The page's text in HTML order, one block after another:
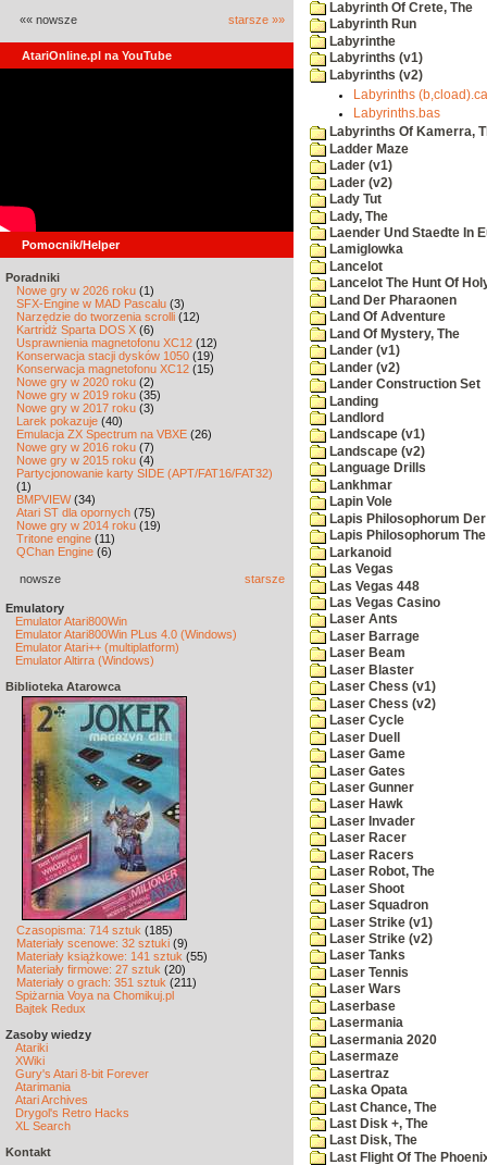
«« nowsze starsze »»
AtariOnline.pl na YouTube
Pomocnik/Helper
Poradniki
Nowe gry w 2026 roku (1)
SFX-Engine w MAD Pascalu (3)
Narzędzie do tworzenia scrolli (12)
Kartridż Sparta DOS X (6)
Usprawnienia magnetofonu XC12 (12)
Konserwacja stacji dysków 1050 (19)
Konserwacja magnetofonu XC12 (15)
Nowe gry w 2020 roku (2)
Nowe gry w 2019 roku (35)
Nowe gry w 2017 roku (3)
Larek pokazuje (40)
Emulacja ZX Spectrum na VBXE (26)
Nowe gry w 2016 roku (7)
Nowe gry w 2015 roku (4)
Partycjonowanie karty SIDE (APT/FAT16/FAT32)
(1)
BMPVIEW(34)
Atari ST dla opornych (75)
Nowe gry w 2014 roku (19)
Tritone engine (11)
QChan Engine (6)
nowsze starsze
Emulatory
Emulator Atari800Win
Emulator Atari800Win PLus 4.0 (Windows)
Emulator Atari++ (multiplatform)
Emulator Altirra (Windows)
Biblioteka Atarowca
Czasopisma: 714 sztuk (185)
Materiały scenowe: 32 sztuki (9)
Materiały książkowe: 141 sztuk (55)
Materiały firmowe: 27 sztuk (20)
Materiały o grach: 351 sztuk (211)
Spiżarnia Voya na Chomikuj.pl
Bajtek Redux
Zasoby wiedzy
Atariki
XWiki
Gury's Atari 8-bit Forever
Atarimania
Atari Archives
Drygol's Retro Hacks
XL Search
Kontakt
Labyrinth Of Crete, The
Labyrinth Run
Labyrinthe
Labyrinths (v1)
Labyrinths (v2)
Labyrinths
Labyrinths.bas
Labyrinths Of Kamerra,
Ladder Maze
Lader (v1)
Lader (v2)
Lady Tut
Lady, The
Laender Und Staedte In
Lamiglowka
Lancelot
Lancelot The Hunt Of
Land Der Pharaonen
Land Of Adventure
Land Of Mystery, The
Lander (v1)
Lander (v2)
Lander Construction Set
Landing
Landlord
Landscape (v1)
Landscape (v2)
Language Drills
Lankhmar
Lapin Vole
Lapis Philosophorum
Lapis Philosophorum
Larkanoid
Las Vegas
Las Vegas 448
Las Vegas Casino
Laser Ants
Laser Barrage
Laser Beam
Laser Blaster
Laser Chess (v1)
Laser Chess (v2)
Laser Cycle
Laser Duell
Laser Game
Laser Gates
Laser Gunner
Laser Hawk
Laser Invader
Laser Racer
Laser Racers
Laser Robot, The
Laser Shoot
Laser Squadron
Laser Strike (v1)
Laser Strike (v2)
Laser Tanks
Laser Tennis
Laser Wars
Laserbase
Lasermania
Lasermania 2020
Lasermaze
Lasertraz
Laska Opata
Last Chance, The
Last Disk +, The
Last Disk, The
Last Flight Of The